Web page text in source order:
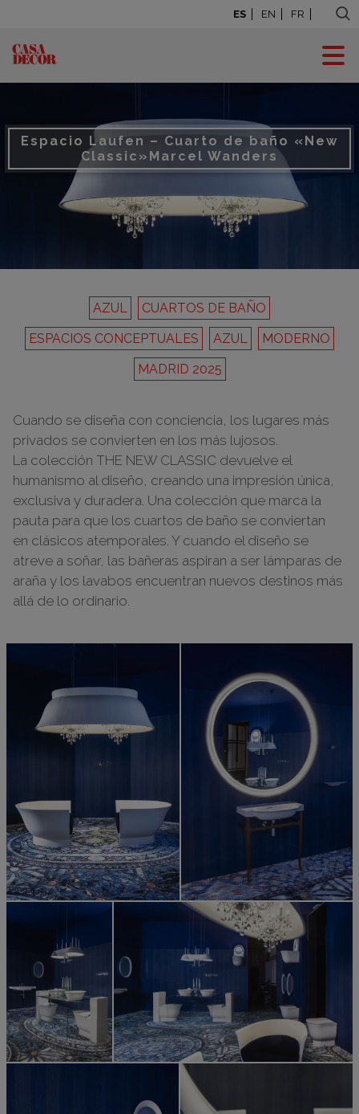
ES EN FR
Espacio Laufen – Cuarto de baño «New
Classic» Marcel Wanders
AZUL
CUARTOS DE BAÑO
ESPACIOS CONCEPTUALES
AZUL
MODERNO
MADRID 2025
Cuando se diseña con conciencia, los lugares más
privados se convierten en los más lujosos.
La colección THE NEW CLASSIC devuelve el
humanismo al diseño, creando una impresión única,
exclusiva y duradera. Una colección que marca la
pauta para que los cuartos de baño se conviertan
en clásicos atemporales. Y cuando el diseño se
atreve a soñar, las bañeras aspiran a ser lámparas de
araña y los lavabos encuentran nuevos destinos más
allá de lo ordinario.